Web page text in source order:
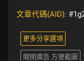
文章代碼(AID):
更多分享選項
關閉廣告 方便截圖